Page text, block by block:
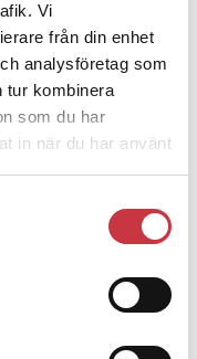
Vi
från din enhet
analysföretag som
tur kombinera
som du har
in när du har använt
evidenskrav som